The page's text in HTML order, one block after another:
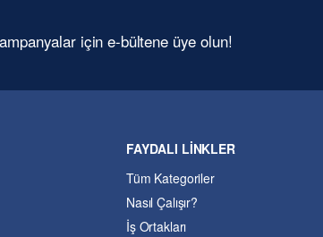
için e-bültene üye olun!
FAYDALI LİNKLER
Tüm Kategoriler
Nasıl Çalışır?
İş Ortakları